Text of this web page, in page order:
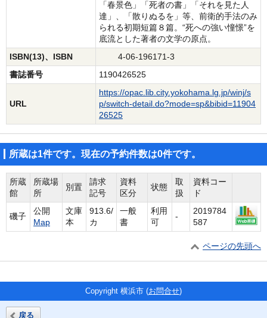
「春景色」「死者の書」「それを見た人
達」、「散りぬるを」等、前衛的手法のみ
られる初期短篇８篇。“死への強い憧憬”を
底流とした著者の文学の原点。
ISBN(13)、ISBN
4-06-196171-3
書誌番号
1190426525
URL
https://opac.lib.city.yokohama.lg.jp/winj/s
p/switch-detail.do?mode=sp&bibid=11904
26525
所蔵は1件です。現在の予約件数は0件です。
所蔵
館
所蔵場
所
別置
請求
記号
資料
区分
状態
取
扱
資料コー
ド
磯子
公開
Map
文庫
本
913.6/
カ
一般
書
利用
可
-
2019784
587
ページの先頭へ
戻る
Copyright 横浜市 (お問合せ)